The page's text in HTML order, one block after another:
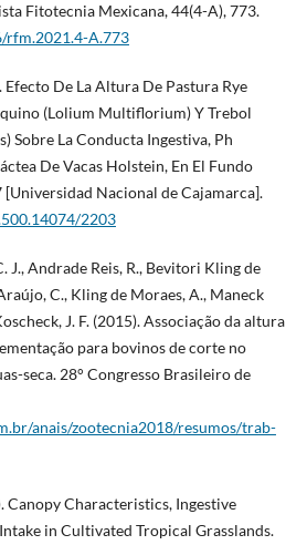
Fitotecnia Mexicana, 44(4-A), 773.
rfm.2021.4-A.773
Efecto De La Altura De Pastura Rye
(Lolium Multiflorium) Y Trebol
Sobre La Conducta Ingestiva, Ph
De Vacas Holstein, En El Fundo
[Universidad Nacional de Cajamarca].
2203
J., Andrade Reis, R., Bevitori Kling de
C., Kling de Moraes, A., Maneck
J. F. (2015). Associação da altura
para bovinos de corte no
seca. 28° Congresso Brasileiro de
anais/zootecnia2018/resumos/trab-
Canopy Characteristics, Ingestive
in Cultivated Tropical Grasslands.